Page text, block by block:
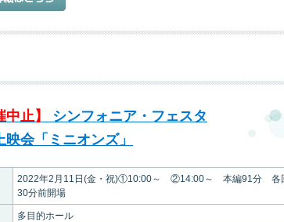
中止】
シンフォニア・フェスタ
映会「ミニオンズ」
2022年2月11日(金・祝)①10:00～ ②14:00～ 本編91分 各
30分前開場
多目的ホール